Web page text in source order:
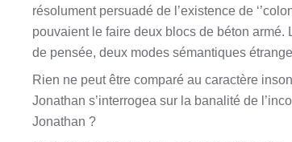
résolument persuadé de l’existence de
pouvaient le faire deux blocs de béton armé.
de pensée, deux modes sémantiques
Rien ne peut être comparé au caractère
Jonathan s’interrogea sur la banalité de
Jonathan ?